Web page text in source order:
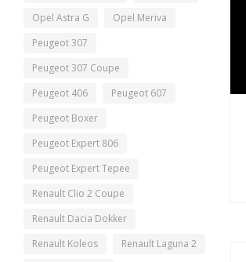
Opel Astra G
Opel Meriva
Peugeot 307
Peugeot 307 Coupe
Peugeot 406
Peugeot 607
Peugeot Boxer
Peugeot Expert 806
Peugeot Expert Tepee
Renault Clio 2 Coupe
Renault Dacia Dokker
Renault Koleos
Renault Laguna 2